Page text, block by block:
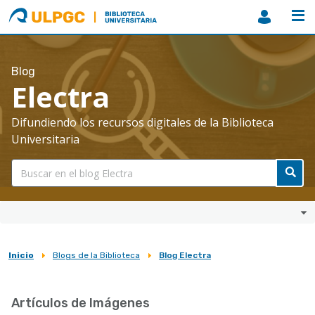
ULPGC
Biblioteca
ULPGC
Blog
Electra
Difundiendo los recursos digitales de la Biblioteca
Universitaria
Sobrescribir
de
Inicio Blogs de la Biblioteca Blog Electra
Artículos de Imágenes